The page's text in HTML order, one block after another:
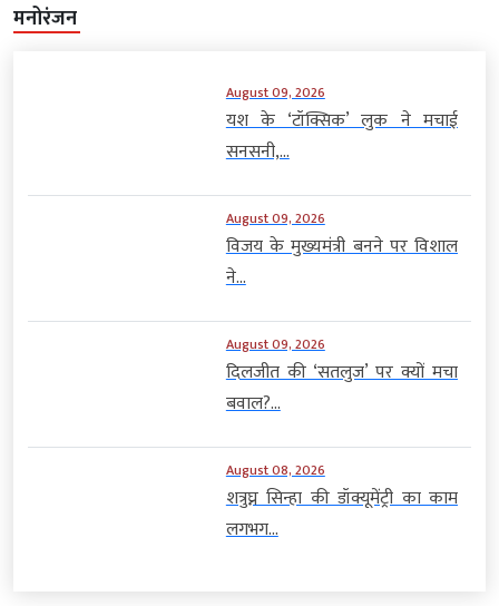
मनोरंजन
August 09, 2026
यश के ‘टॉक्सिक’ लुक ने मचाई
सनसनी,...
August 09, 2026
विजय के मुख्यमंत्री बनने पर विशाल
ने...
August 09, 2026
दिलजीत की ‘सतलुज’ पर क्यों मचा
बवाल?...
August 08, 2026
शत्रुघ्न सिन्हा की डॉक्यूमेंट्री का काम
लगभग...